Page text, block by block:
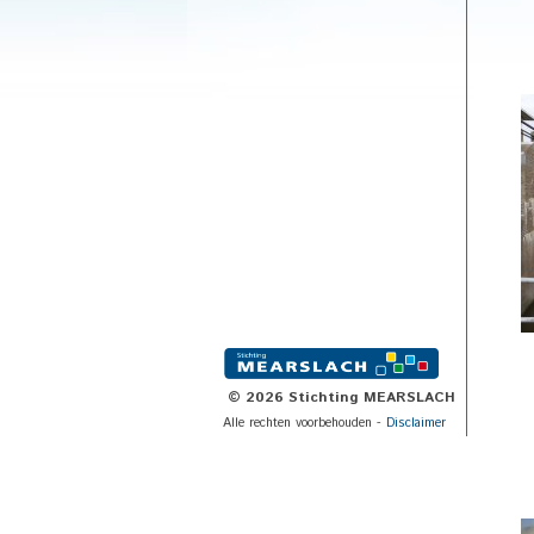
© 2026 Stichting MEARSLACH
Alle rechten voorbehouden - Disclaimer